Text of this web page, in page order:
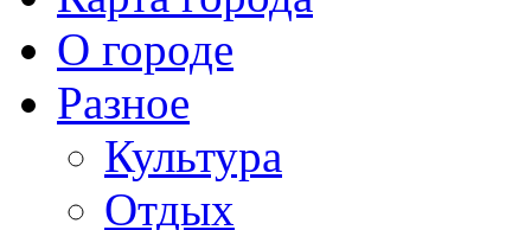
О городе
Разное
Культура
Отдых